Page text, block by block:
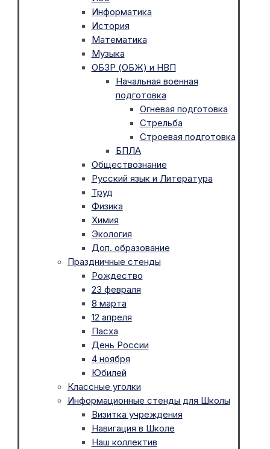
Информатика
История
Математика
Музыка
ОБЗР (ОБЖ) и НВП
Начальная военная
подготовка
Огневая подготовка
Стрельба
Строевая подготовка
БПЛА
Обществознание
Русский язык и Литература
Труд
Физика
Химия
Экология
Доп. образование
Праздничные стенды
Рождество
23 февраля
8 марта
12 апреля
Пасха
День России
4 ноября
Юбилей
Классные уголки
Информационные стенды для Школы
Визитка учреждения
Навигация в Школе
Наш коллектив